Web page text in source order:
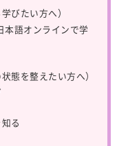
びたい方へ）
本語オンラインで学
態を整えたい方へ）
る